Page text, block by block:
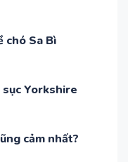
chó Sa Bì
Yorkshire
cảm nhất?